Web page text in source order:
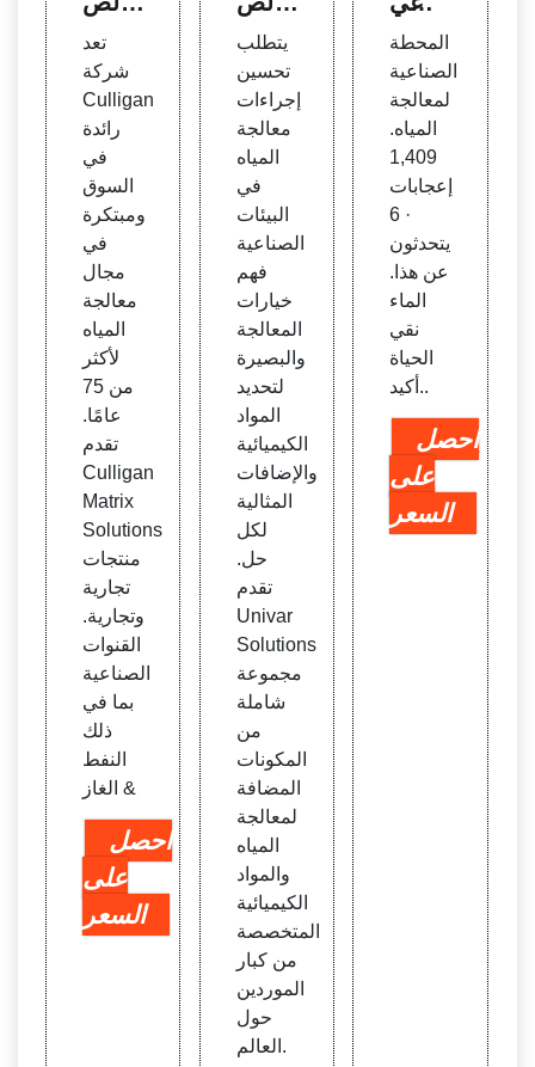
أنظمة
حلول
إزالة ا
لأيونا
ت
تعد
شركة
Culligan
رائدة
في
السوق
ومبتكرة
في
مجال
معالجة
المياه
لأكثر
من 75
عامًا.
تقدم
Culligan
Matrix
Solutions
منتجات
تجارية
وتجارية.
القنوات
الصناعية
بما في
ذلك
النفط
& الغاز
احصل
على
السعر
ناعية
| Uni
var S
oluti
ons
يتطلب
تحسين
إجراءات
معالجة
المياه
في
البيئات
الصناعية
فهم
خيارات
المعالجة
والبصيرة
لتحديد
المواد
الكيميائية
والإضافات
المثالية
لكل
حل.
تقدم
Univar
Solutions
مجموعة
شاملة
من
المكونات
المضافة
لمعالجة
المياه
والمواد
الكيميائية
المتخصصة
من كبار
الموردين
حول
العالم.
ة لمعا
لجة ال
مياه -
الصف
حة ال
رئيس
ية | F
aceb
ook
المحطة
الصناعية
لمعالجة
المياه.
1,409
إعجابات
· 6
يتحدثون
عن هذا.
الماء
نقي
الحياة
أكيد..
احصل
على
السعر